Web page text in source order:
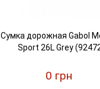
Сумка дорожная Gabol
Sport 26L Grey
0 грн